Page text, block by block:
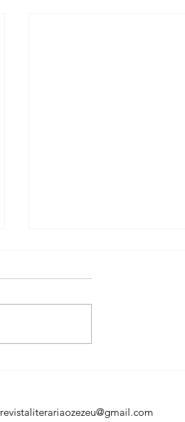
e Grupos da Competição
revistaliterariaozezeu@gmail.com